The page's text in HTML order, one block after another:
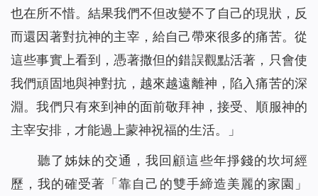
也在所不惜。結果我們不但改變不了自己的現狀，反
而還因著對抗神的主宰，給自己帶來很多的痛苦。從
這些事實上看到，憑著撒但的錯誤觀點活著，只會使
我們頑固地與神對抗，越來越遠離神，陷入痛苦的深
淵。我們只有來到神的面前敬拜神，接受、順服神的
主宰安排，才能過上蒙神祝福的生活。」
聽了姊妹的交通，我回顧這些年掙錢的坎坷經
歷，我的確受著「靠自己的雙手締造美麗的家園」